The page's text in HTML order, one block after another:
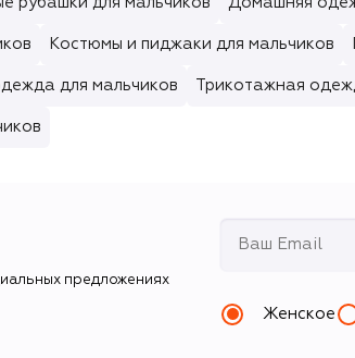
Костюмы и пиджаки для мальчиков
для мальчиков Трикотажная
предложениях
Женское